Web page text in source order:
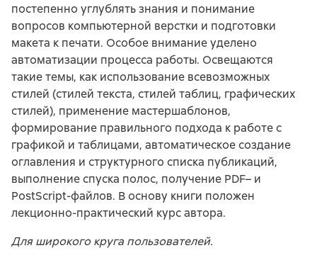
постепенно углублять знания и понимание
вопросов компьютерной верстки и подготовки
макета к печати. Особое внимание уделено
автоматизации процесса работы. Освещаются
такие темы, как использование всевозможных
стилей (стилей текста, стилей таблиц, графических
стилей), применение мастершаблонов,
формирование правильного подхода к работе с
графикой и таблицами, автоматическое создание
оглавления и структурного списка публикаций,
выполнение спуска полос, получение PDF– и
PostScript-файлов. В основу книги положен
лекционно-практический курс автора.
Для широкого круга пользователей.